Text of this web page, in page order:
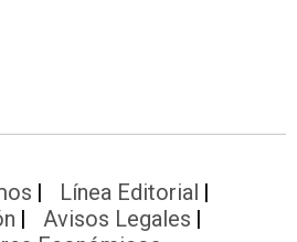
Línea Editorial
Avisos Legales